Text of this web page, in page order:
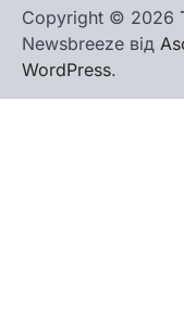
Copyright © 2026
Newsbreeze від
WordPress.